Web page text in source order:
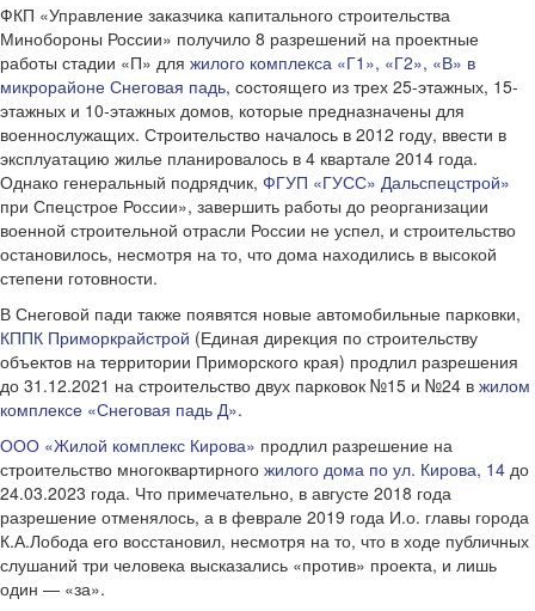
ФКП «Управление заказчика капитального строительства
Минобороны России» получило 8 разрешений на проектные
работы стадии «П» для жилого комплекса «Г1», «Г2», «В» в
микрорайоне Снеговая падь, состоящего из трех 25-этажных, 15-
этажных и 10-этажных домов, которые предназначены для
военнослужащих. Строительство началось в 2012 году, ввести в
эксплуатацию жилье планировалось в 4 квартале 2014 года.
Однако генеральный подрядчик, ФГУП «ГУСС» Дальспецстрой»
при Спецстрое России», завершить работы до реорганизации
военной строительной отрасли России не успел, и строительство
остановилось, несмотря на то, что дома находились в высокой
степени готовности.
В Снеговой пади также появятся новые автомобильные парковки,
КППК Приморкрайстрой (Единая дирекция по строительству
объектов на территории Приморского края) продлил разрешения
до 31.12.2021 на строительство двух парковок №15 и №24 в жилом
комплексе «Снеговая падь Д».
ООО «Жилой комплекс Кирова» продлил разрешение на
строительство многоквартирного жилого дома по ул. Кирова, 14 до
24.03.2023 года. Что примечательно, в августе 2018 года
разрешение отменялось, а в феврале 2019 года И.о. главы города
К.А.Лобода его восстановил, несмотря на то, что в ходе публичных
слушаний три человека высказались «против» проекта, и лишь
один — «за».